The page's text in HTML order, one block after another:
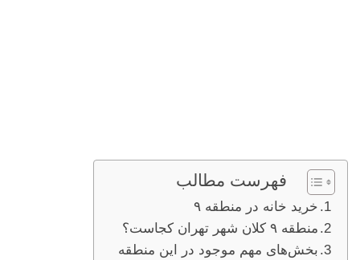
فهرست مطالب
خرید خانه در منطقه ۹
منطقه ۹ کلان شهر تهران کجاست؟
بخش‌های مهم موجود در این منطقه